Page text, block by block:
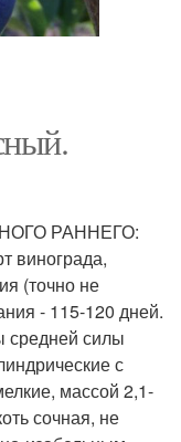
РАННЕГО:
винограда,
(точно не
- 115-120 дней.
средней силы
с
массой 2,1-
сочная, не